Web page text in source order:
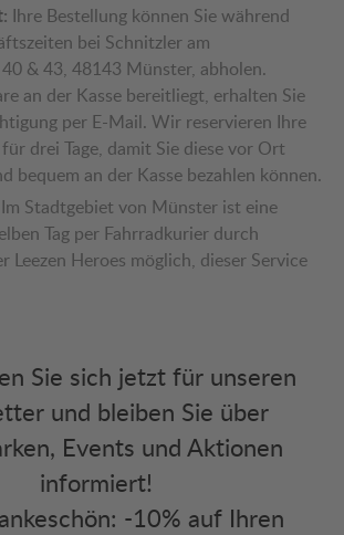
Ihre Bestellung können Sie während
bei Schnitzler am
& 43, 48143 Münster, abholen.
an der Kasse bereitliegt, erhalten Sie
per E-Mail. Wir reservieren Ihre
drei Tage, damit Sie diese vor Ort
bequem an der Kasse bezahlen können.
Im Stadtgebiet von Münster ist eine
Tag per Fahrradkurier durch
Leezen Heroes möglich, dieser Service
Sie sich jetzt für unseren
und bleiben Sie über
Events und Aktionen
informiert!
-10% auf Ihren